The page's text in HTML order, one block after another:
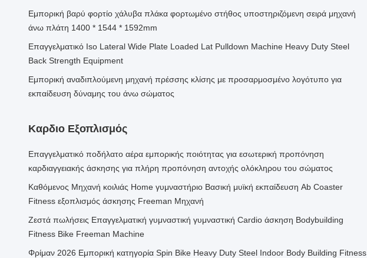
Εμπορική βαρύ φορτίο χάλυβα πλάκα φορτωμένο στήθος υποστηριζόμενη σειρά μηχανή
άνω πλάτη 1400 * 1544 * 1592mm
Επαγγελματικό Iso Lateral Wide Plate Loaded Lat Pulldown Machine Heavy Duty Steel
Back Strength Equipment
Εμπορική αναδιπλούμενη μηχανή πρέσσης κλίσης με προσαρμοσμένο λογότυπο για
εκπαίδευση δύναμης του άνω σώματος
Καρδιο Εξοπλισμός
Επαγγελματικό ποδήλατο αέρα εμπορικής ποιότητας για εσωτερική προπόνηση
καρδιαγγειακής άσκησης για πλήρη προπόνηση αντοχής ολόκληρου του σώματος
Καθόμενος Μηχανή κοιλιάς Home γυμναστήριο Βασική μυϊκή εκπαίδευση Ab Coaster
Fitness εξοπλισμός άσκησης Freeman Μηχανή
Ζεστά πωλήσεις Επαγγελματική γυμναστική γυμναστική Cardio άσκηση Bodybuilding
Fitness Bike Freeman Machine
Φρίμαν 2026 Εμπορική κατηγορία Spin Bike Heavy Duty Steel Indoor Body Building Fitness